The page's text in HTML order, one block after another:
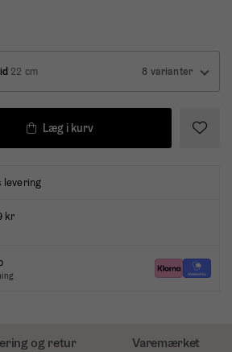
22 cm 8 varianter
Læg i kurv
levering
kr
og retur Varemærket